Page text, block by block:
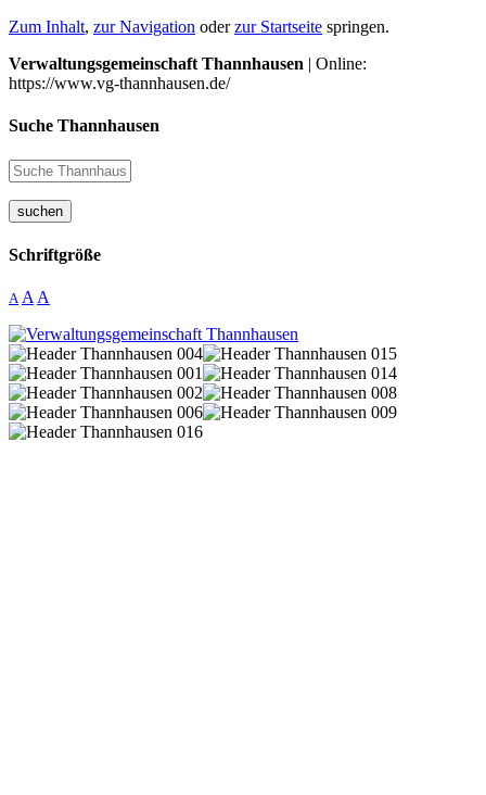
Zum Inhalt, zur Navigation oderzur Startseite springen.
Verwaltungsgemeinschaft Thannhausen | Online:
https://www.vg-thannhausen.de/
Suche Thannhausen
suchen
Schriftgröße
A A A